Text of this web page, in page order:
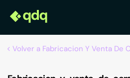
Volver a Fabricacion Y Venta De